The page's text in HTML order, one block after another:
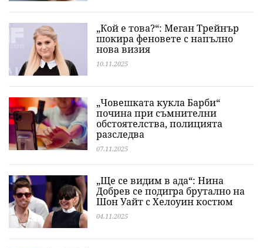
„Кой е това?“: Меган Трейнър
шокира феновете с напълно
нова визия
10.11.2025
„Човешката кукла Барби“
почина при съмнителни
обстоятелства, полицията
разследва
07.11.2025
„Ще се видим в ада“: Нина
Добрев се подигра брутално на
Шон Уайт с Хелоуин костюм
04.11.2025